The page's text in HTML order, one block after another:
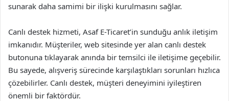
sunarak daha samimi bir ilişki kurulmasını sağlar.
Canlı destek hizmeti, Asaf E-Ticaret’in sunduğu anlık iletişim
imkanıdır. Müşteriler, web sitesinde yer alan canlı destek
butonuna tıklayarak anında bir temsilci ile iletişime geçebilir.
Bu sayede, alışveriş sürecinde karşılaştıkları sorunları hızlıca
çözebilirler. Canlı destek, müşteri deneyimini iyileştiren
önemli bir faktördür.